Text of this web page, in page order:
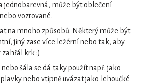
jednobarevná, může být oblečení
vozrované.
na mnoho způsobů. Některý může být
jiný zase více ležérní nebo tak, aby
krk :)
šála se dá taky použít např. jako
nebo vtipně uvázat jako lehoučké